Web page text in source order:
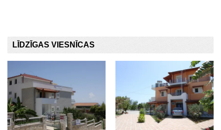
LĪDZĪGAS VIESNĪCAS